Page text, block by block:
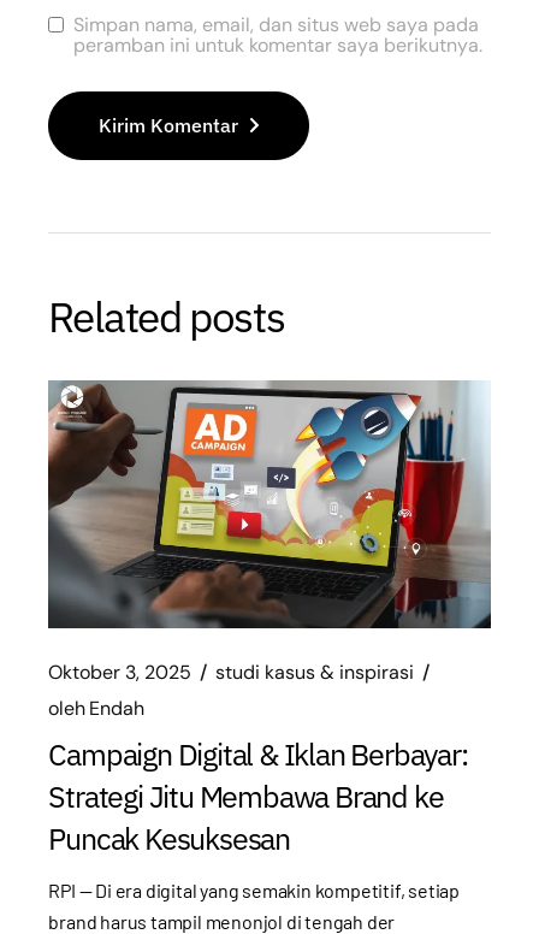
Simpan nama, email, dan situs web saya pada
peramban ini untuk komentar saya berikutnya.
Kirim Komentar
Related posts
Oktober 3, 2025
studi kasus & inspirasi
olehEndah
Campaign Digital & Iklan Berbayar:
Strategi Jitu Membawa Brand ke
Puncak Kesuksesan
RPI — Di era digital yang semakin kompetitif, setiap
brand harus tampil menonjol di tengah der